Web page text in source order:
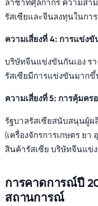
ล่าช้าที่ศุลกากร ความสา
รัสเซียและจีนลงทุนในก
ความเสี่ยงที่ 4: การแข่งขั
บริษัทจีนแข่งขันกันเอง ร
รัสเซียมีการแข่งขันมาก
ความเสี่ยงที่ 5: การคุ้มคร
รัฐบาลรัสเซียสนับสนุนผู้ผ
(เครื่องจักรการเกษตร ย
สินค้ารัสเซีย บริษัทจีนแข่
การคาดการณ์ปี
สถานการณ์